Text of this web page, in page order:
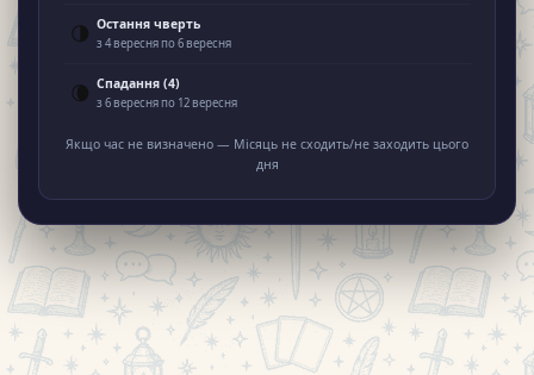
🌗 Остання чверть
з 4 вересня по 6 вересня
🌘 Спадання (4)
з 6 вересня по 12 вересня
Якщо час не визначено — Місяць не сходить/не заходить цього
дня